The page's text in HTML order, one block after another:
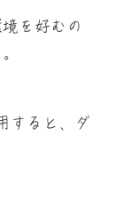
を好むの
すると、ダ